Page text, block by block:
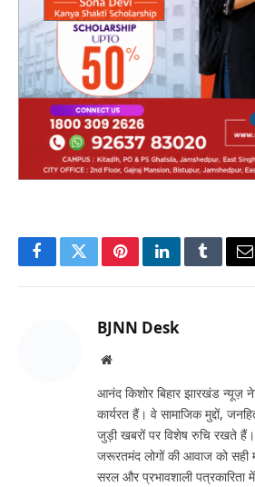
FacebookTwitterPinterestLinkedInTumblr
BJNN Desk
Website
आनंद किशोर बिहार झारखंड न्यूज़
कार्यरत हैं। वे सामाजिक मुद्दों,
जुड़ी खबरों पर विशेष रुचि रखते
जरूरतमंद लोगों की आवाज को सही
सरल और प्रभावशाली पत्रकारिता